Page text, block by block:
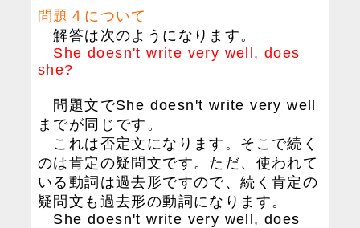
問題４について
解答は次のようになります。
She doesn't write very well, does
she?
問題文でShe doesn't write very well
までが同じです。
これは否定文になります。そこで続く
のは肯定の疑問文です。ただ、使われて
いる動詞は過去形ですので、続く肯定の
疑問文も過去形の動詞になります。
She doesn't write very well, does